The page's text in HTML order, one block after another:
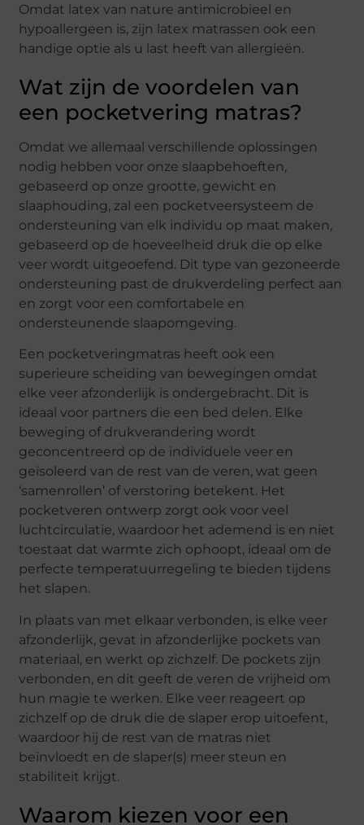
Omdat latex van nature antimicrobieel en
hypoallergeen is, zijn latex matrassen ook een
handige optie als u last heeft van allergieën.
Wat zijn de voordelen van
een pocketvering matras?
Omdat we allemaal verschillende oplossingen
nodig hebben voor onze slaapbehoeften,
gebaseerd op onze grootte, gewicht en
slaaphouding, zal een pocketveersysteem de
ondersteuning van elk individu op maat maken,
gebaseerd op de hoeveelheid druk die op elke
veer wordt uitgeoefend. Dit type van gezoneerde
ondersteuning past de drukverdeling perfect aan
en zorgt voor een comfortabele en
ondersteunende slaapomgeving.
Een pocketveringmatras heeft ook een
superieure scheiding van bewegingen omdat
elke veer afzonderlijk is ondergebracht. Dit is
ideaal voor partners die een bed delen. Elke
beweging of drukverandering wordt
geconcentreerd op de individuele veer en
geïsoleerd van de rest van de veren, wat geen
‘samenrollen’ of verstoring betekent. Het
pocketveren ontwerp zorgt ook voor veel
luchtcirculatie, waardoor het ademend is en niet
toestaat dat warmte zich ophoopt, ideaal om de
perfecte temperatuurregeling te bieden tijdens
het slapen.
In plaats van met elkaar verbonden, is elke veer
afzonderlijk, gevat in afzonderlijke pockets van
materiaal, en werkt op zichzelf. De pockets zijn
verbonden, en dit geeft de veren de vrijheid om
hun magie te werken. Elke veer reageert op
zichzelf op de druk die de slaper erop uitoefent,
waardoor hij de rest van de matras niet
beïnvloedt en de slaper(s) meer steun en
stabiliteit krijgt.
Waarom kiezen voor een